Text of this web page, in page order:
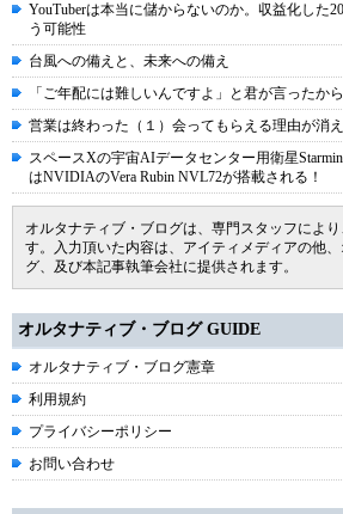
YouTuberは本当に儲からないのか。収益化した
う可能性
台風への備えと、未来への備え
「ご年配には難しいんですよ」と君が言ったか
営業は終わった（１）会ってもらえる理由が消
スペースXの宇宙AIデータセンター用衛星
はNVIDIAのVera Rubin NVL72が搭載される！
オルタナティブ・ブログは、専門スタッフによ
す。入力頂いた内容は、アイティメディアの他
グ、及び本記事執筆会社に提供されます。
オルタナティブ・ブログ GUIDE
オルタナティブ・ブログ憲章
利用規約
プライバシーポリシー
お問い合わせ